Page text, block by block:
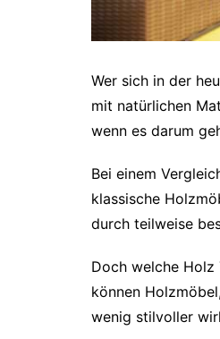
Wer sich in der
mit natürlichen
wenn es darum
Bei einem
klassische
durch teilweise
Doch welche Holz
können
wenig stilvoller